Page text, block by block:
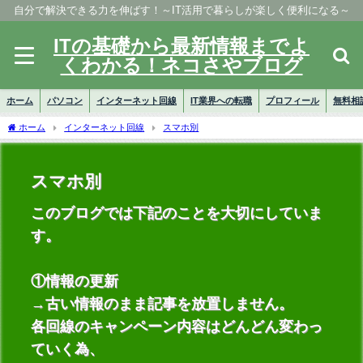
自分で解決できる力を伸ばす！～IT活用で暮らしが楽しく便利になる～
ITの基礎から最新情報までよ
くわかる！ネコさやブログ
ホーム パソコン インターネット回線 IT業界への転職 プロフィール 無料相
ホーム インターネット回線 スマホ別
スマホ別
このブログでは下記のことを大切にしていま
す。
①情報の更新
→古い情報のまま記事を放置しません。
各回線のキャンペーン内容はどんどん変わっ
ていく為、